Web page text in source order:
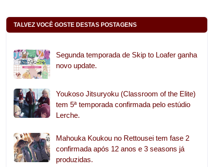
TALVEZ VOCÊ GOSTE DESTAS POSTAGENS
Segunda temporada de Skip to Loafer ganha
novo update.
Youkoso Jitsuryoku (Classroom of the Elite)
tem 5ª temporada confirmada pelo estúdio
Lerche.
Mahouka Koukou no Rettousei tem fase 2
confirmada após 12 anos e 3 seasons já
produzidas.